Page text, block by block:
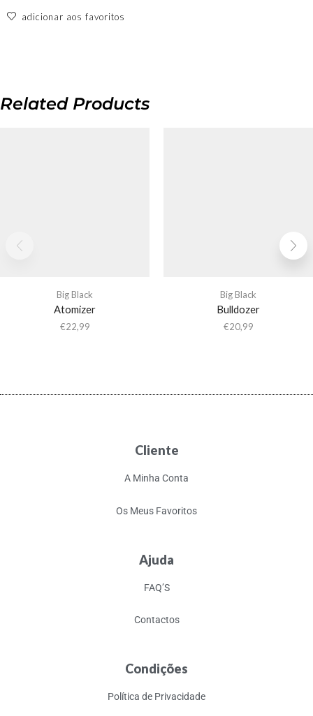
adicionar aos favoritos
Related Products
Big Black
Atomizer
€22,99
Big Black
Bulldozer
€20,99
Cliente
A Minha Conta
Os Meus Favoritos
Ajuda
FAQ’S
Contactos
Condições
Política de Privacidade